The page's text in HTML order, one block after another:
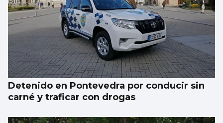
Detenido en Pontevedra por conducir sin
carné y traficar con drogas